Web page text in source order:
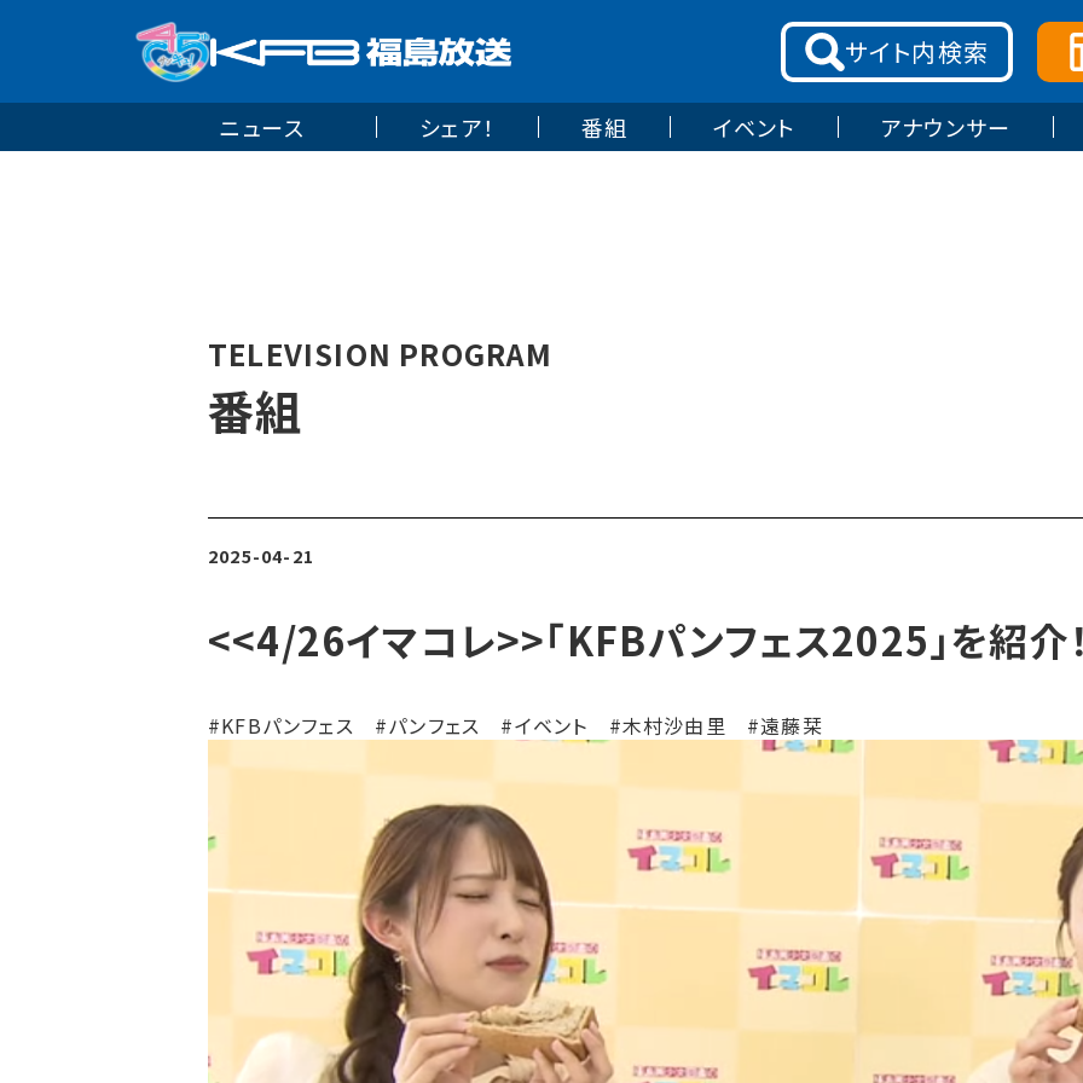
サイト内検索
ニュース シェア！ 番組 イベント アナウンサー
TELEVISION PROGRAM
番組
2025-04-21
<<4/26イマコレ>>「KFBパンフェス2025」を紹介
#KFBパンフェス #パンフェス #イベント #木村沙由里 #遠藤栞